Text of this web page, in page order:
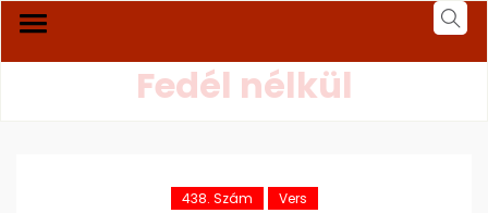
Fedél nélkül
438. Szám Vers